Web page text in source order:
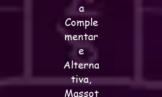
a
Comple
mentar
e
Alterna
tiva,
Massot